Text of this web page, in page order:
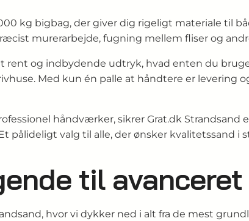
kg bigbag, der giver dig rigeligt materiale til
murerarbejde, fugning mellem fliser og
og indbydende udtryk, hvad enten du
Med kun én palle at håndtere er levering
håndværker, sikrer Grat.dk
pålideligt valg til alle, der ønsker kvalitetssand i
til avanceret
hvor vi dykker ned i alt fra de mest